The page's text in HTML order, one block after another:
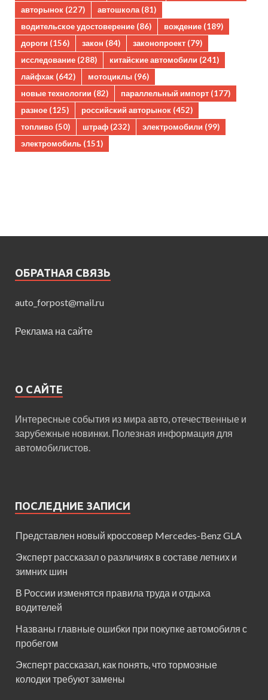
авторынок (227) автошкола(81)
водительское удостоверение (86) вождение (189)
дороги (156) закон (84) законопроект (79)
исследование (288) китайские автомобили (241)
лайфхак (642) мотоциклы (96)
новые технологии (82) параллельный импорт (177)
разное (125) российский авторынок (452)
топливо (50) штраф (232) электромобили (99)
электромобиль (151)
ОБРАТНАЯ СВЯЗЬ
auto_forpost@mail.ru
Реклама на сайте
О САЙТЕ
Интересные события из мира авто, отечественные и
зарубежные новинки. Полезная информация для
автомобилистов.
ПОСЛЕДНИЕ ЗАПИСИ
Представлен новый кроссовер Mercedes-Benz GLA
Эксперт рассказал о различиях в составе летних и
зимних шин
В России изменятся правила труда и отдыха
водителей
Названы главные ошибки при покупке автомобиля с
пробегом
Эксперт рассказал, как понять, что тормозные
колодки требуют замены